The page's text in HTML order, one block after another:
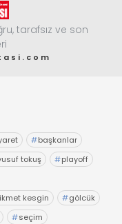
tarafsız ve son
#başkanlar
tokuş #playoff
kesgin #gölcük
#seçim